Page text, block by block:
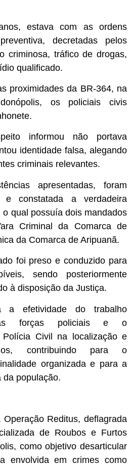
estava com as ordens
decretadas pelos
criminosa, tráfico de drogas,
qualificado.
proximidades da BR-364, na
os policiais civis
informou não portava
identidade falsa, alegando
criminais relevantes.
apresentadas, foram
e constatada a verdadeira
qual possuía dois mandados
Criminal da Comarca de
da Comarca de Aripuanã.
foi preso e conduzido para
sendo posteriormente
à disposição da Justiça.
a efetividade do trabalho
forças policiais e o
Polícia Civil na localização e
contribuindo para o
organizada e para a
da população.
Reditus, deflagrada
de Roubos e Furtos
como objetivo desarticular
envolvida em crimes como